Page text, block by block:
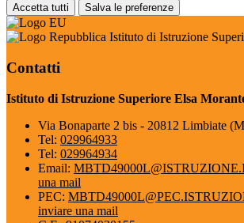
Accetta tutti Salva le preferenze
Istituto di Istruzione
Contatti
Istituto di Istruzione Superiore Elsa
Via Bonaparte 2 bis - 20812 Limbiate
Tel: 029964933
Tel: 029964934
Email:
una mail
PEC:
inviare una mail